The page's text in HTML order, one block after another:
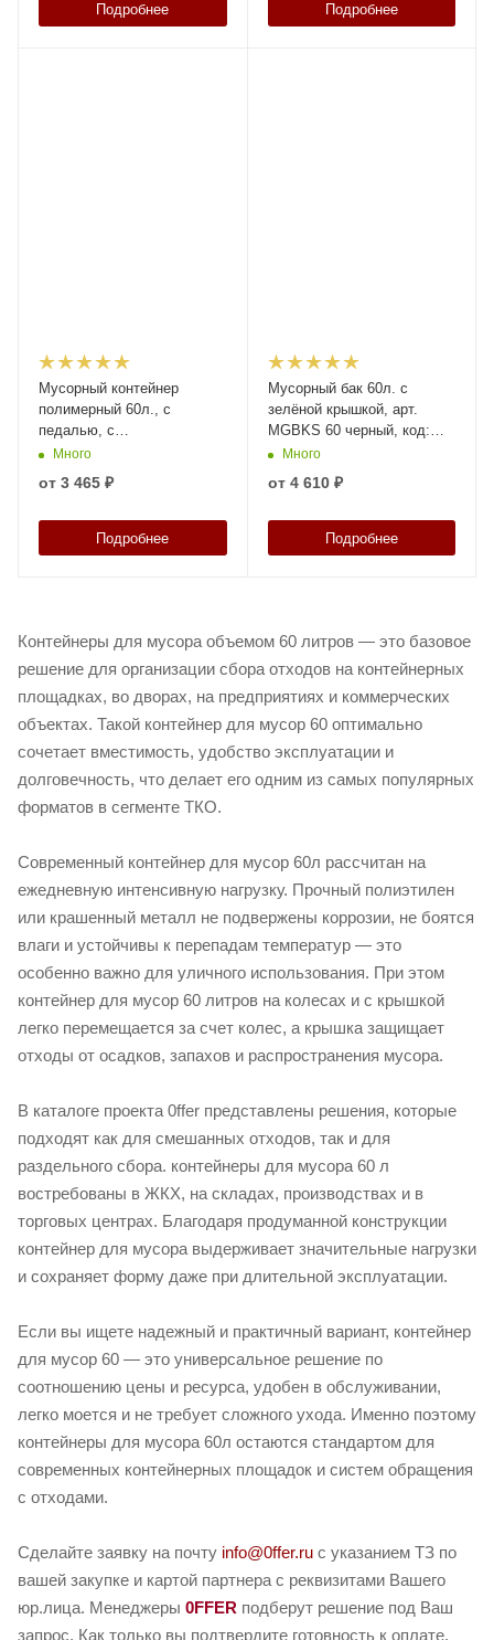
Подробнее Подробнее
Мусорный контейнер
полимерный 60л., с
педалью, с
пакетодержателем, код:
Много
от 3 465 ₽
Подробнее
Мусорный бак 60л. с
зелёной крышкой, арт.
MGBKS 60 черный, код:
26889
Много
от 4 610 ₽
Подробнее
Контейнеры для мусора объемом 60 литров — это базовое
решение для организации сбора отходов на контейнерных
площадках, во дворах, на предприятиях и коммерческих
объектах. Такой контейнер для мусор 60 оптимально
сочетает вместимость, удобство эксплуатации и
долговечность, что делает его одним из самых популярных
форматов в сегменте ТКО.
Современный контейнер для мусор 60л рассчитан на
ежедневную интенсивную нагрузку. Прочный полиэтилен
или крашенный металл не подвержены коррозии, не боятся
влаги и устойчивы к перепадам температур — это
особенно важно для уличного использования. При этом
контейнер для мусор 60 литров на колесах и с крышкой
легко перемещается за счет колес, а крышка защищает
отходы от осадков, запахов и распространения мусора.
В каталоге проекта 0ffer представлены решения, которые
подходят как для смешанных отходов, так и для
раздельного сбора. контейнеры для мусора 60 л
востребованы в ЖКХ, на складах, производствах и в
торговых центрах. Благодаря продуманной конструкции
контейнер для мусора выдерживает значительные нагрузки
и сохраняет форму даже при длительной эксплуатации.
Если вы ищете надежный и практичный вариант, контейнер
для мусор 60 — это универсальное решение по
соотношению цены и ресурса, удобен в обслуживании,
легко моется и не требует сложного ухода. Именно поэтому
контейнеры для мусора 60л остаются стандартом для
современных контейнерных площадок и систем обращения
с отходами.
Сделайте заявку на почту info@0ffer.ru с указанием ТЗ по
вашей закупке и картой партнера с реквизитами Вашего
юр.лица. Менеджеры 0FFER подберут решение под Ваш
запрос. Как только вы подтвердите готовность к оплате,